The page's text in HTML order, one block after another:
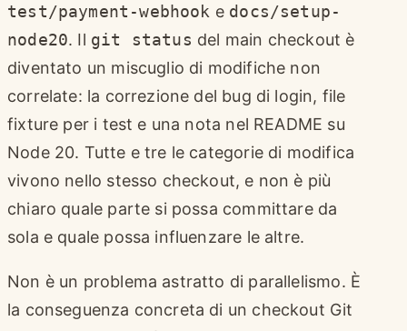
test/payment-webhook e docs/setup-
node20. Il git status del main checkout è
diventato un miscuglio di modifiche non
correlate: la correzione del bug di login, file
fixture per i test e una nota nel README su
Node 20. Tutte e tre le categorie di modifica
vivono nello stesso checkout, e non è più
chiaro quale parte si possa committare da
sola e quale possa influenzare le altre.
Non è un problema astratto di parallelismo. È
la conseguenza concreta di un checkout Git